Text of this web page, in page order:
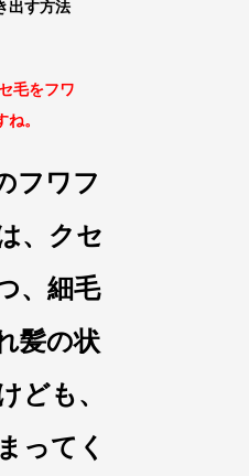
出す方法
毛をフワ
ね。
フワフ
、クセ
、細毛
髪の状
ども、
ってく